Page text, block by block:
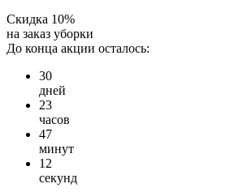
Скидка 10%
на заказ уборки
До конца акции осталось:
30
дней
23
часов
47
минут
1 2
секунд